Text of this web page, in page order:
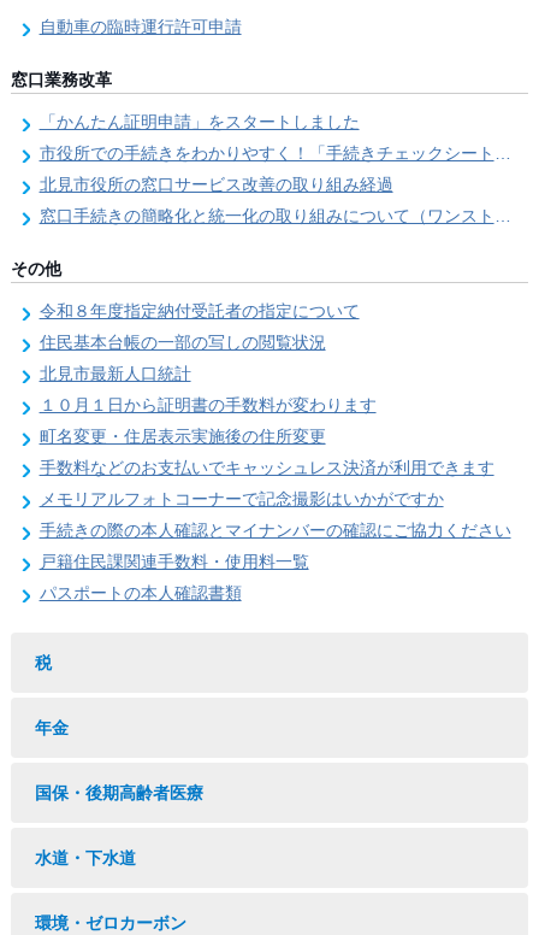
自動車の臨時運行許可申請
窓口業務改革
「かんたん証明申請」をスタートしました
市役所での手続きをわかりやすく！「手続きチェックシート」を導入しました
北見市役所の窓口サービス改善の取り組み経過
窓口手続きの簡略化と統一化の取り組みについて（ワンストップサービス推進事業）
その他
令和８年度指定納付受託者の指定について
住民基本台帳の一部の写しの閲覧状況
北見市最新人口統計
１０月１日から証明書の手数料が変わります
町名変更・住居表示実施後の住所変更
手数料などのお支払いでキャッシュレス決済が利用できます
メモリアルフォトコーナーで記念撮影はいかがですか
手続きの際の本人確認とマイナンバーの確認にご協力ください
戸籍住民課関連手数料・使用料一覧
パスポートの本人確認書類
税
年金
国保・後期高齢者医療
水道・下水道
環境・ゼロカーボン